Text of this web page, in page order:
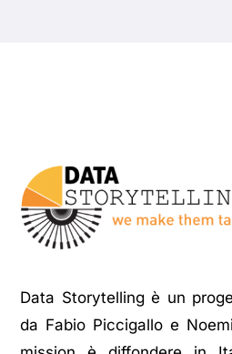
Data Storytelling è un
da Fabio Piccigallo e